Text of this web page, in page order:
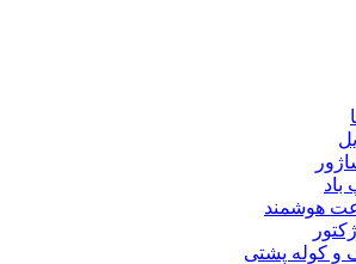
باد
هوشمند
و کوله پشتی